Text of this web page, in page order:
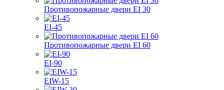
Противопожарные двери EI 30
EI-45
Противопожарные двери EI 60
EI-90
EIW-15